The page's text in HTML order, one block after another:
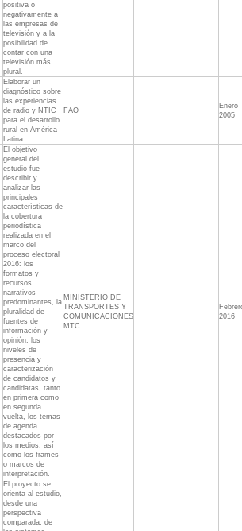
positiva o
negativamente a
las empresas de
televisión y a la
posibilidad de
contar con una
televisión más
plural.
Elaborar un
diagnóstico sobre
las experiencias
de radio y NTIC
para el desarrollo
rural en América
Latina.
FAO
Enero
2005
El objetivo
general del
estudio fue
describir y
analizar las
principales
características de
la cobertura
periodística
realizada en el
marco del
proceso electoral
2016: los
formatos y
recursos
narrativos
predominantes, la
pluralidad de
fuentes de
información y
opinión, los
niveles de
presencia y
caracterización
de candidatos y
candidatas, tanto
en primera como
en segunda
vuelta, los temas
de agenda
destacados por
los medios, así
como los frames
o marcos de
interpretación.
MINISTERIO DE
TRANSPORTES Y
COMUNICACIONES
MTC
2016
El proyecto se
orienta al estudio,
desde una
perspectiva
comparada, de